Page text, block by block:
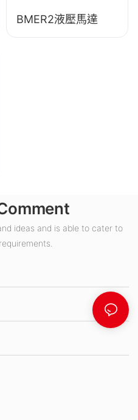
BMER2液壓馬達
ideas and is able to cater to